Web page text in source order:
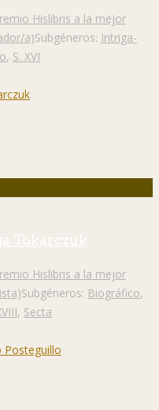
Hislibris a la mejor
a)Subgéneros: Intriga-
, S. XVI
Tokarczuk
Hislibris a la mejor
Subgéneros: Biográfico,
, Secta